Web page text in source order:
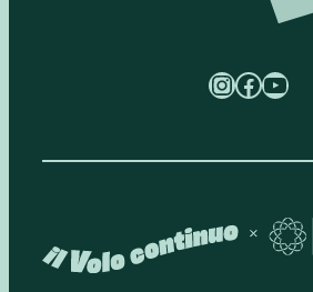
InstagramFacebook YouTube